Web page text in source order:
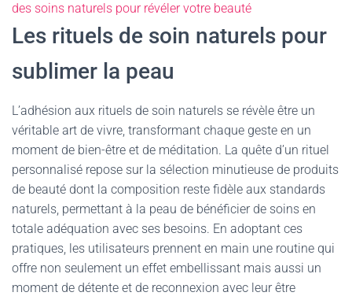
des soins naturels pour révéler votre beauté
Les rituels de soin naturels pour
sublimer la peau
L’adhésion aux rituels de soin naturels se révèle être un
véritable art de vivre, transformant chaque geste en un
moment de bien-être et de méditation. La quête d’un rituel
personnalisé repose sur la sélection minutieuse de produits
de beauté dont la composition reste fidèle aux standards
naturels, permettant à la peau de bénéficier de soins en
totale adéquation avec ses besoins. En adoptant ces
pratiques, les utilisateurs prennent en main une routine qui
offre non seulement un effet embellissant mais aussi un
moment de détente et de reconnexion avec leur être